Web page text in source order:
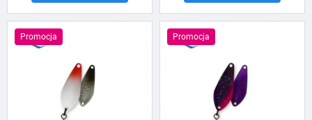
Promocja Promocja